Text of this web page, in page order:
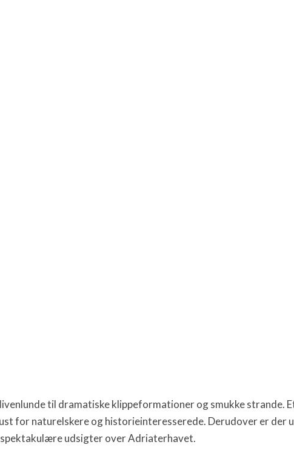
til dramatiske klippeformationer og smukke strande.
for naturelskere og historieinteresserede. Derudover er der
udsigter over Adriaterhavet.